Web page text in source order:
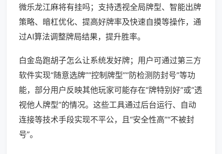
微乐龙江麻将有挂吗；支持透视全局牌型、智能出牌
策略、暗杠优化、提高好牌率及快速自摸等操作，通
过AI算法调整牌局结果，提升胜率。
白金岛跑胡子怎么让系统发好牌；用户可通过第三方
软件实现“随意选牌”“控制牌型”“防检测防封号”等功
能，部分用户反映其他玩家可能存在“牌特别好”或“透
视他人牌型”的情况。这些工具通过后台运行、自动
连接等技术手段实现不平公，且“安全性高”“不被封
号”。